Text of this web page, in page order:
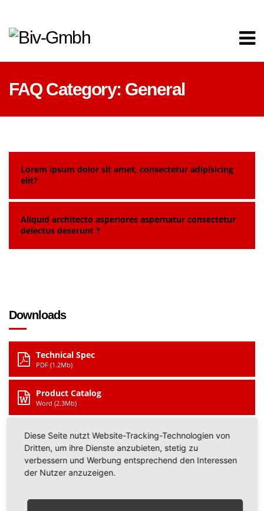
FAQ Category: General
Lorem ipsum dolor sit amet, consectetur adipisicing
elit?
Aliquid architecto asperiores aspernatur consectetur
delectus deserunt ?
Downloads
Technical Spec
PDF (1.2Mb)
Product Catalog
Word (2.3Mb)
Presentation
Powerpoint (12Mb)
Diese Seite nutzt Website-Tracking-Technologien von
Dritten, um ihre Dienste anzubieten, stetig zu
verbessern und Werbung entsprechend den Interessen
der Nutzer anzuzeigen.